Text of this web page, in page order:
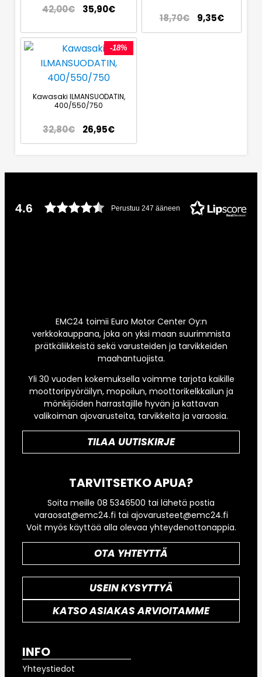
42,00€ 35,90€
18,70€ 9,35€
-18%
Kawasaki ILMANSUODATIN,
400/550/750
32,80€ 26,95€
4.6 Perustuu 247 ääneen
EMC24 toimii Euro Motor Center Oy:n
verkkokauppana, joka on yksi maan suurimmista
prätkäliikkeistä sekä varusteiden ja tarvikkeiden
maahantuojista.
Yli 30 vuoden kokemuksella voimme tarjota kaikille
moottoripyöräilyn, mopoilun, moottorikelkkailun ja
mönkijöiden harrastajille hyvän ja kattavan
valikoiman ajovarusteita, tarvikkeita ja varaosia.
TILAA UUTISKIRJE
TARVITSETKO APUA?
Soita meille 08 5346500 tai lähetä postia
varaosat@emc24.fi tai ajovarusteet@emc24.fi
Voit myös käyttää alla olevaa yhteydenottonappia.
OTA YHTEYTTÄ
USEIN KYSYTTYÄ
KATSO ASIAKAS ARVIOITAMME
INFO
Yhteystiedot